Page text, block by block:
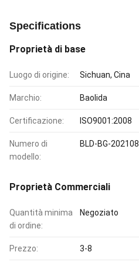
Specifications
Proprietà di base
Luogo di origine: Sichuan, Cina
Marchio: Baolida
Certificazione: ISO9001:2008
Numero di
modello:
BLD-BG-202108
Proprietà Commerciali
Quantità minima
di ordine:
Negoziato
Prezzo: 3-8